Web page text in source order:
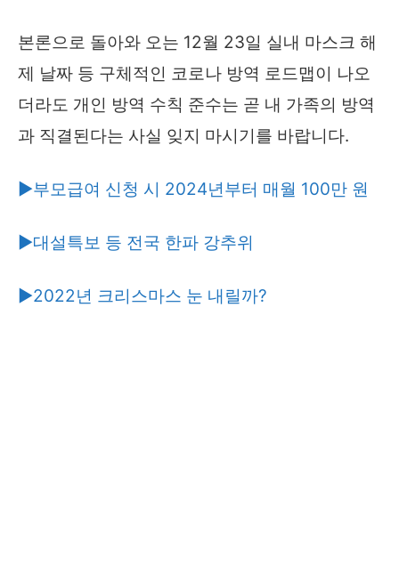
본론으로 돌아와 오는 12월 23일 실내 마스크 해
제 날짜 등 구체적인 코로나 방역 로드맵이 나오
더라도 개인 방역 수칙 준수는 곧 내 가족의 방역
과 직결된다는 사실 잊지 마시기를 바랍니다.
▶부모급여 신청 시 2024년부터 매월 100만 원
▶대설특보 등 전국 한파 강추위
▶2022년 크리스마스 눈 내릴까?